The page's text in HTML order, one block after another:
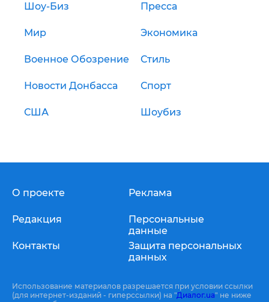
Шоу-Биз Пресса
Мир Экономика
Военное Обозрение Стиль
Новости Донбасса Спорт
США Шоубиз
О проекте
Редакция
Контакты
Реклама
Персональные
данные
Защита персональных
данных
Использование материалов разрешается при условии ссылки
(для интернет-изданий - гиперссылки) на "Диалог.ua" не ниже